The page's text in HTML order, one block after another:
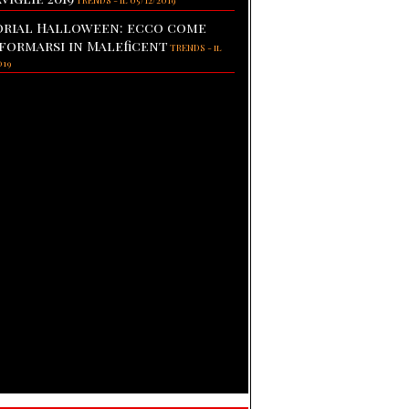
Halloween: ecco come
in Maleficent TRENDS -il